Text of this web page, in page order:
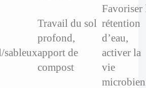
Travail du sol
profond,
apport de
compost
Favoriser
rétention
d’eau,
activer la
vie